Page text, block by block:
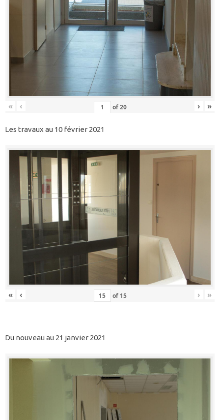
« ‹ of20 › »
Les travaux au 10 février 2021
« ‹ of 15 › »
Du nouveau au 21 janvier 2021